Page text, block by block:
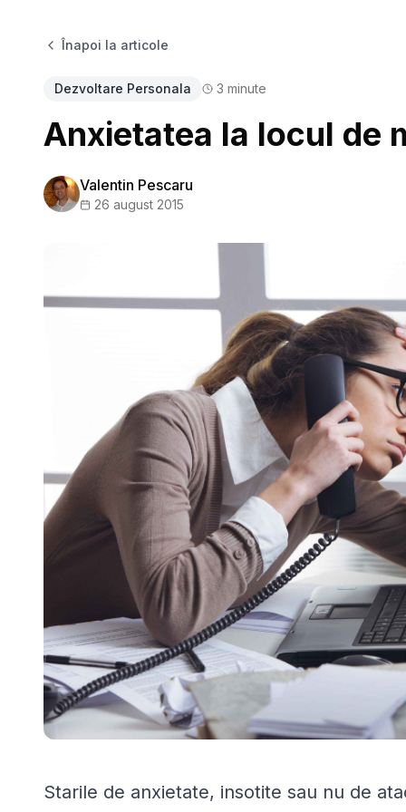
Înapoi la articole
Dezvoltare Personala 3 minute
Anxietatea la locul de
Valentin Pescaru
26 august 2015
Starile de anxietate, insotite sau nu de